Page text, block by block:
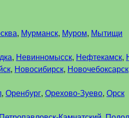
, Мурманск, Муром, Мытищи
, Невинномысск, Нефтекамск,
, Новосибирск, Новочебоксарск
, Оренбург, Орехово-Зуево, Орск